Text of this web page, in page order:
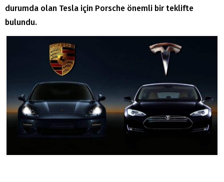
durumda olan Tesla için Porsche önemli bir teklifte
bulundu.